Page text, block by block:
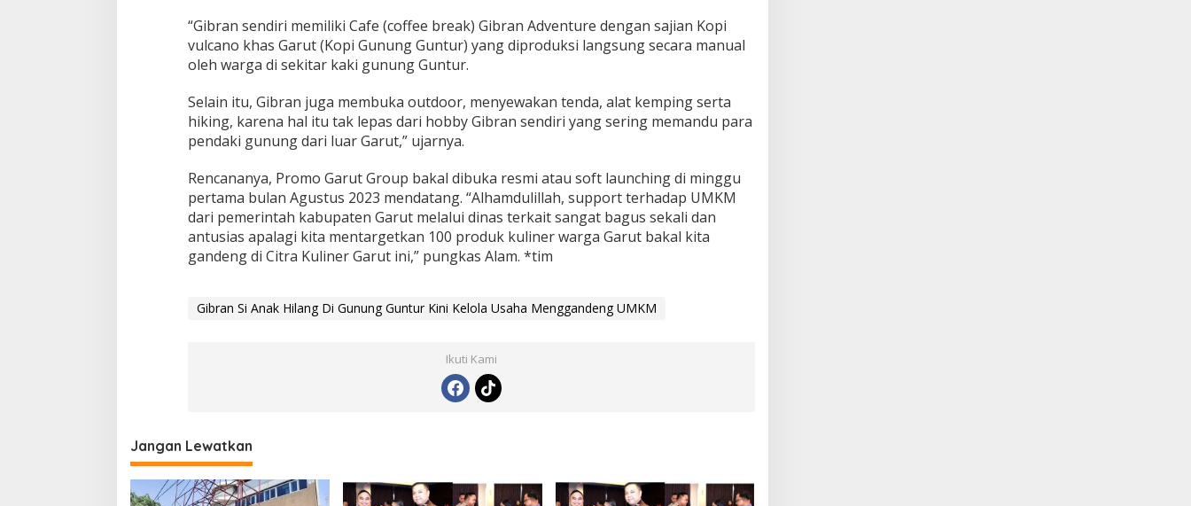
“Gibran sendiri memiliki Cafe (coffee break) Gibran Adventure dengan sajian Kopi
vulcano khas Garut (Kopi Gunung Guntur) yang diproduksi langsung secara manual
oleh warga di sekitar kaki gunung Guntur.
Selain itu, Gibran juga membuka outdoor, menyewakan tenda, alat kemping serta
hiking, karena hal itu tak lepas dari hobby Gibran sendiri yang sering memandu para
pendaki gunung dari luar Garut,” ujarnya.
Rencananya, Promo Garut Group bakal dibuka resmi atau soft launching di minggu
pertama bulan Agustus 2023 mendatang. “Alhamdulillah, support terhadap UMKM
dari pemerintah kabupaten Garut melalui dinas terkait sangat bagus sekali dan
antusias apalagi kita mentargetkan 100 produk kuliner warga Garut bakal kita
gandeng di Citra Kuliner Garut ini,” pungkas Alam. *tim
Gibran Si Anak Hilang Di Gunung Guntur Kini Kelola Usaha Menggandeng UMKM
Ikuti Kami
Jangan Lewatkan